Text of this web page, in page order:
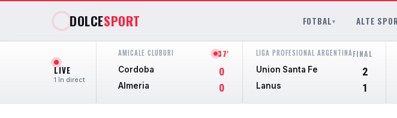
DOLCESPORT FOTBAL▾ ALTE
LIVE
1 în direct
AMICALE CLUBURI 37'
Cordoba 0
Almeria 0
LIGA PROFESIONAL ARGENTINAFINAL
Union Santa Fe 2
Lanus 1